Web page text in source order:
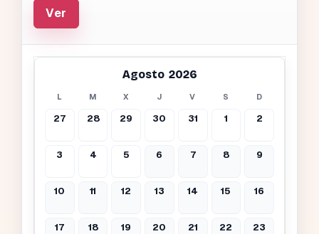
Ver
Agosto 2026
L M X J V S D
27 28 29 30 31 1 2
3 4 5 6 7 8 9
10 11 12 13 14 15 16
17 18 19 20 21 22 23